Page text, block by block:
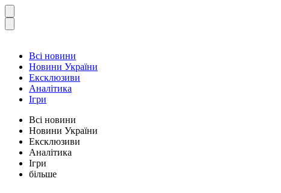
Всі новини
Новини України
Ексклюзиви
Аналітика
Ігри
Всі новини
Новини України
Ексклюзиви
Аналітика
Ігри
більше